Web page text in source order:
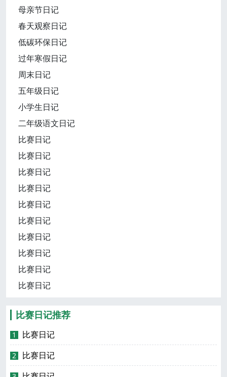
母亲节日记
春天观察日记
低碳环保日记
过年寒假日记
周末日记
五年级日记
小学生日记
二年级语文日记
比赛日记
比赛日记
比赛日记
比赛日记
比赛日记
比赛日记
比赛日记
比赛日记
比赛日记
比赛日记
比赛日记推荐
1 比赛日记
2 比赛日记